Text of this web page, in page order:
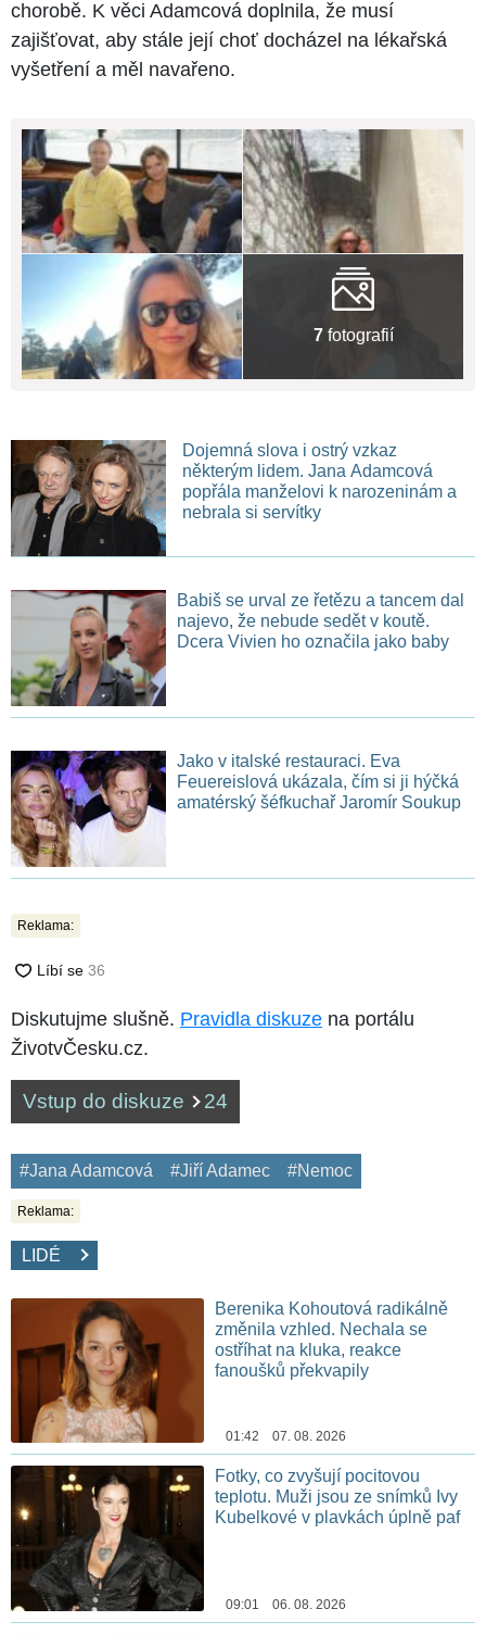
chorobě. K věci Adamcová doplnila, že musí
zajišťovat, aby stále její choť docházel na lékařská
vyšetření a měl navařeno.
7fotografií
Dojemná slova i ostrý vzkaz
některým lidem. Jana Adamcová
popřála manželovi k narozeninám a
nebrala si servítky
Babiš se urval ze řetězu a tancem dal
najevo, že nebude sedět v koutě.
Dcera Vivien ho označila jako baby
Jako v italské restauraci. Eva
Feuereislová ukázala, čím si ji hýčká
amatérský šéfkuchař Jaromír Soukup
Reklama:
Diskutujme slušně. Pravidla diskuze na portálu
ŽivotvČesku.cz.
Vstup do diskuze 24
#Jana Adamcová #Jiří Adamec #Nemoc
Reklama:
LIDÉ
Berenika Kohoutová radikálně
změnila vzhled. Nechala se
ostříhat na kluka, reakce
fanoušků překvapily
01:42 07. 08. 2026
Fotky, co zvyšují pocitovou
teplotu. Muži jsou ze snímků Ivy
Kubelkové v plavkách úplně paf
09:01 06. 08. 2026